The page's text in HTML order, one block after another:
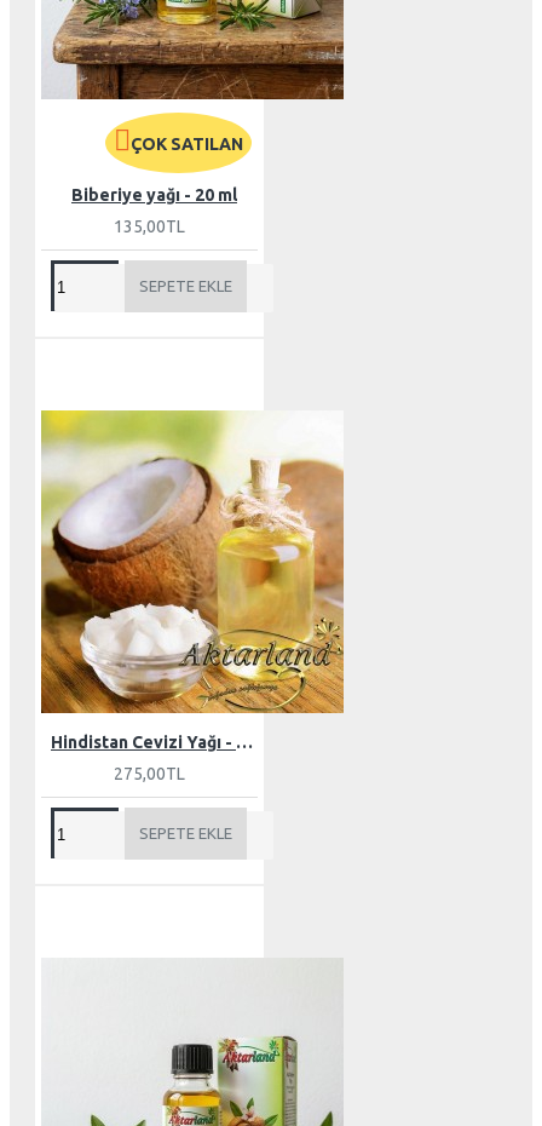
ÇOK SATILAN
Biberiye yağı - 20 ml
135,00TL
SEPETE EKLE
Hindistan Cevizi Yağı - Butter 150 gr
275,00TL
SEPETE EKLE